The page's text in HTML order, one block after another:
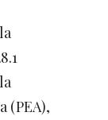
(PEA),